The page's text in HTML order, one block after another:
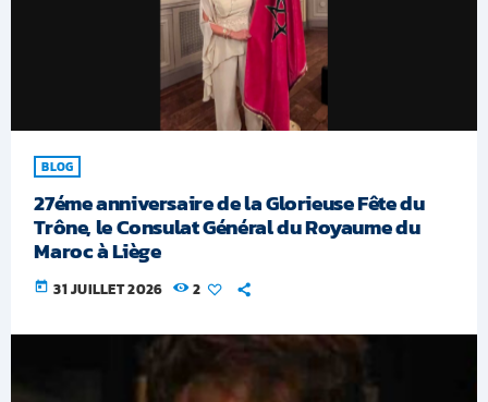
BLOG
27éme anniversaire de la Glorieuse Fête du
Trône, le Consulat Général du Royaume du
Maroc à Liège
today 31 JUILLET 2026 2